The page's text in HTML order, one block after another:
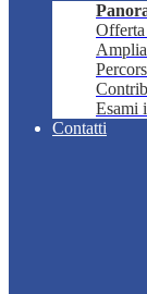
Esami
Contatti